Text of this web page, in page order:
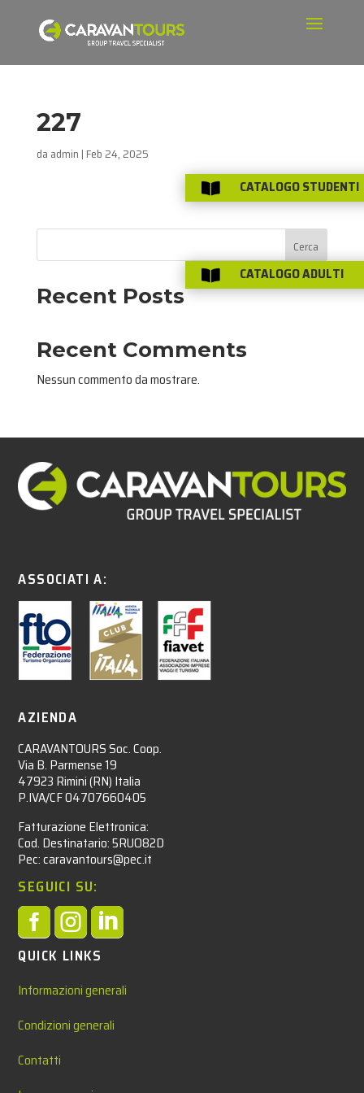
227
da admin | Feb 24, 2025
Cerca
Recent Posts
Recent Comments
Nessun commento da mostrare.
ASSOCIATI A:
AZIENDA
CARAVANTOURS Soc. Coop.
Via B. Parmense 19
47923 Rimini (RN) Italia
P.IVA/CF 04707660405
Fatturazione Elettronica:
Cod. Destinatario: 5RUO82D
Pec: caravantours@pec.it
SEGUICI SU:

QUICK LINKS
Informazioni generali
Condizioni generali
Contatti
 CATALOGO STUDENTI
 CATALOGO ADULTI